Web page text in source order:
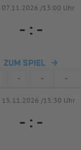
07.11.2026 /13:00 Uhr
- : -
ZUM SPIEL
- - -
15.11.2026 /15:30 Uhr
- : -